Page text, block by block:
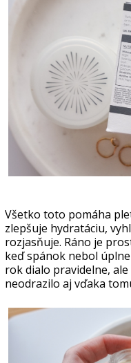
Všetko toto pomáha
zlepšuje hydratáciu,
rozjasňuje. Ráno je
keď spánok nebol
rok dialo pravidelne,
neodrazilo aj vďaka